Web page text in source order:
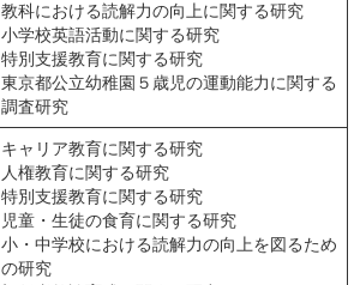
教科における読解力の向上に関する研究
小学校英語活動に関する研究
特別支援教育に関する研究
東京都公立幼稚園５歳児の運動能力に関する
調査研究
キャリア教育に関する研究
人権教育に関する研究
特別支援教育に関する研究
児童・生徒の食育に関する研究
小・中学校における読解力の向上を図るため
の研究